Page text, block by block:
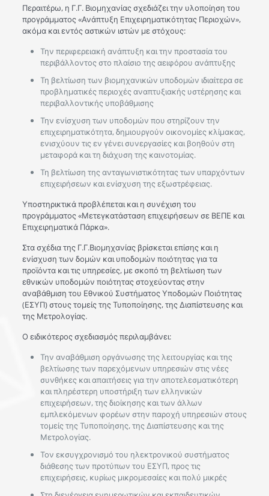
Περαιτέρω, η Γ.Γ. Βιομηχανίας σχεδιάζει την υλοποίηση του
προγράμματος «Ανάπτυξη Επιχειρηματικότητας Περιοχών»,
ακόμα και εντός αστικών ιστών με στόχους:
Την περιφερειακή ανάπτυξη και την προστασία του
περιβάλλοντος στο πλαίσιο της αειφόρου ανάπτυξης
Τη βελτίωση των βιομηχανικών υποδομών ιδιαίτερα σε
προβληματικές περιοχές αναπτυξιακής υστέρησης και
περιβαλλοντικής υποβάθμισης
Την ενίσχυση των υποδομών που στηρίζουν την
επιχειρηματικότητα, δημιουργούν οικονομίες κλίμακας,
ενισχύουν τις εν γένει συνεργασίες και βοηθούν στη
μεταφορά και τη διάχυση της καινοτομίας.
Τη βελτίωση της ανταγωνιστικότητας των υπαρχόντων
επιχειρήσεων και ενίσχυση της εξωστρέφειας.
Υποστηρικτικά προβλέπεται και η συνέχιση του
προγράμματος «Μετεγκατάσταση επιχειρήσεων σε ΒΕΠΕ και
Επιχειρηματικά Πάρκα».
Στα σχέδια της Γ.Γ.Βιομηχανίας βρίσκεται επίσης και η
ενίσχυση των δομών και υποδομών ποιότητας για τα
προϊόντα και τις υπηρεσίες, με σκοπό τη βελτίωση των
εθνικών υποδομών ποιότητας στοχεύοντας στην
αναβάθμιση του Εθνικού Συστήματος Υποδομών Ποιότητας
(ΕΣΥΠ) στους τομείς της Τυποποίησης, της Διαπίστευσης και
της Μετρολογίας.
Ο ειδικότερος σχεδιασμός περιλαμβάνει:
Την αναβάθμιση οργάνωσης της λειτουργίας και της
βελτίωσης των παρεχόμενων υπηρεσιών στις νέες
συνθήκες και απαιτήσεις για την αποτελεσματικότερη
και πληρέστερη υποστήριξη των ελληνικών
επιχειρήσεων, της διοίκησης και των άλλων
εμπλεκόμενων φορέων στην παροχή υπηρεσιών στους
τομείς της Τυποποίησης, της Διαπίστευσης και της
Μετρολογίας.
Τον εκσυγχρονισμό του ηλεκτρονικού συστήματος
διάθεσης των προτύπων του ΕΣΥΠ, προς τις
επιχειρήσεις, κυρίως μικρομεσαίες και πολύ μικρές